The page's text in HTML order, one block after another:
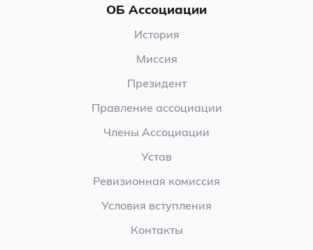
ОБ Ассоциации
История
Миссия
Президент
Правление ассоциации
Члены Ассоциации
Устав
Ревизионная комиссия
Условия вступления
Контакты